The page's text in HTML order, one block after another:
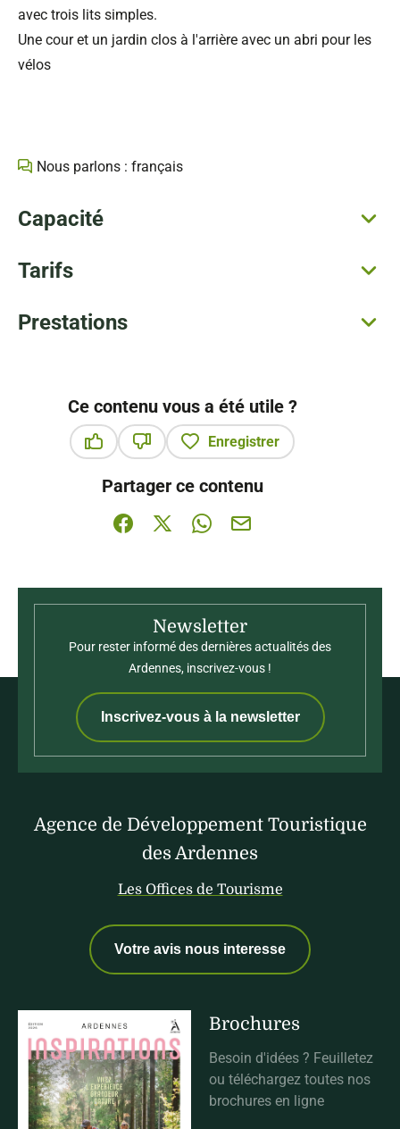
avec trois lits simples.
Une cour et un jardin clos à l'arrière avec un abri pour les
vélos
Nous parlons : français
Capacité
Tarifs
Prestations
Ce contenu vous a été utile ?
Enregistrer
Partager ce contenu
Partager sur Facebook (nouvelle fenêtre)
Partager sur X / Twitter (nouvelle
Partager sur WhatsApp
Partager par mail
Newsletter
Pour rester informé des dernières actualités des
Ardennes, inscrivez-vous !
Inscrivez-vous à la newsletter
Agence de Développement Touristique
des Ardennes
Les Offices de Tourisme
Votre avis nous interesse
Brochures
Besoin d'idées ? Feuilletez
ou téléchargez toutes nos
brochures en ligne